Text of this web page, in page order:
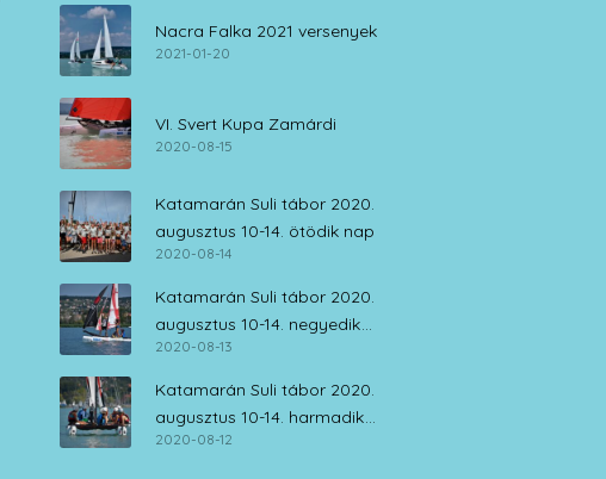
Nacra Falka 2021 versenyek
2021-01-20
VI. Svert Kupa Zamárdi
2020-08-15
Katamarán Suli tábor 2020.
augusztus 10-14. ötödik nap
2020-08-14
Katamarán Suli tábor 2020.
augusztus 10-14. negyedik
nap
2020-08-13
Katamarán Suli tábor 2020.
augusztus 10-14. harmadik
nap
2020-08-12